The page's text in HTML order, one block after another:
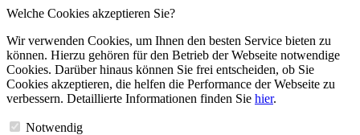
Welche Cookies akzeptieren Sie?
Wir verwenden Cookies, um Ihnen den besten Service bieten zu
können. Hierzu gehören für den Betrieb der Webseite notwendige
Cookies. Darüber hinaus können Sie frei entscheiden, ob Sie
Cookies akzeptieren, die helfen die Performance der Webseite zu
verbessern. Detaillierte Informationen finden Sie hier.
Notwendig